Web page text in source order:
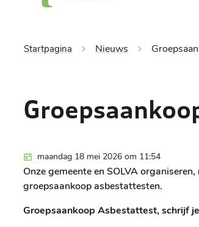
Startpagina Nieuws
Gepubliceerd op
maandag 18 mei 2026 om 11:54
Onze gemeente en SOLVA
groepsaankoop asbestattesten.
Groepsaankoop Asbestattest, schrijf